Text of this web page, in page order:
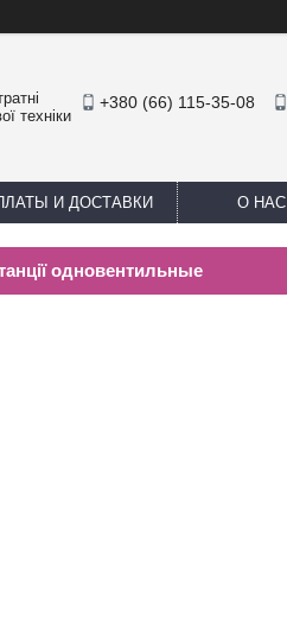
техніки
+380 (66) 115-35-08
И ДОСТАВКИ О НАС
одновентильные